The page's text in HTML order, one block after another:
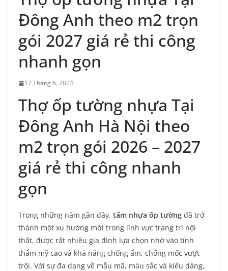
Đông Anh theo m2 trọn
gói 2027 giá rẻ thi công
nhanh gọn
17 Tháng 6, 2024
Thợ ốp tường nhựa Tại
Đông Anh Hà Nội theo
m2 trọn gói 2026 – 2027
giá rẻ thi công nhanh
gọn
Trong những năm gần đây, tấm nhựa ốp tường đã trở
thành một xu hướng mới trong lĩnh vực trang trí nội
thất, được rất nhiều gia đình lựa chọn nhờ vào tính
thẩm mỹ cao và khả năng chống ẩm, chống mốc vượt
trội. Với sự đa dạng về mẫu mã, màu sắc và kiểu dáng,